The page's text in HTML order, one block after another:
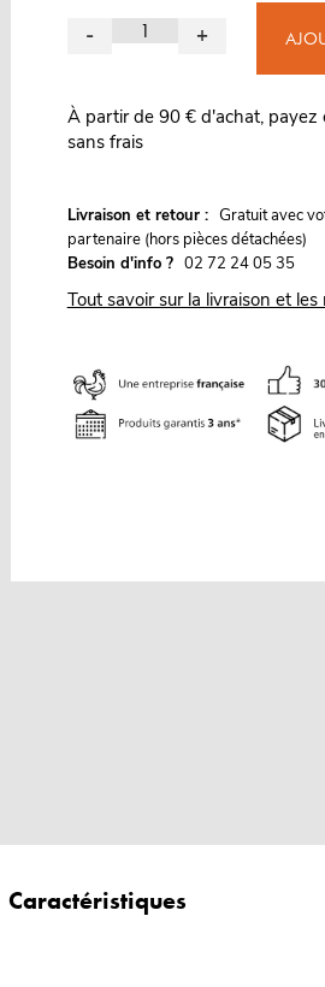
- +
À partir de 90 € d'achat, payez
sans frais
Livraison et retour : Gratuit avec
partenaire (hors pièces détachées)
Besoin d'info ? 02 72 24 05 35
Tout savoir sur la livraison et les
Caractéristiques